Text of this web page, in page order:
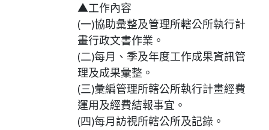
▲工作內容
(一)協助彙整及管理所轄公所執行計
畫行政文書作業。
(二)每月、季及年度工作成果資訊管
理及成果彙整。
(三)彙編管理所轄公所執行計畫經費
運用及經費結報事宜。
(四)每月訪視所轄公所及記錄。